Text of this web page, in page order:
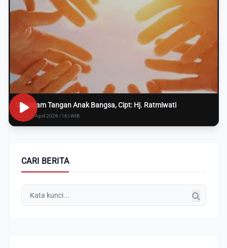
Genggam Tangan Anak Bangsa, Cipt: Hj. Ratmiwati
Rabu, 8 April 2026 | 16:i WIB
CARI BERITA